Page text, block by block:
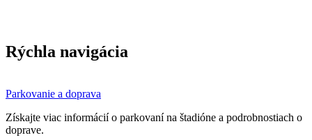
Rýchla navigácia
Parkovanie a doprava
Získajte viac informácií o parkovaní na štadióne a podrobnostiach o
doprave.